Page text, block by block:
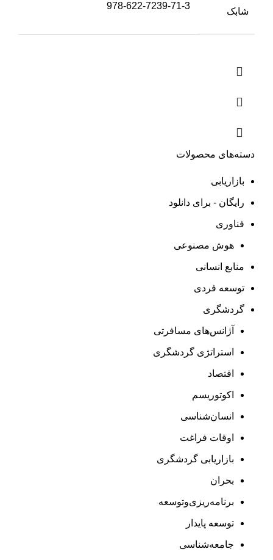
شابک
978-622-7239-71-3
دسته‌های محصولات
بازاریابی
رایگان - برای دانلود
فناوری
هوش مصنوعی
منابع انسانی
توسعه فردی
گردشگری
آژانس‌های مسافرتی
استراتژی گردشگری
اقتصاد
اکوتوریسم
انسان‌شناسی
اوقات فراغت
بازاریابی گردشگری
بحران
برنامه‌ریزی‌وتوسعه
توسعه پایدار
جامعه‌شناسی